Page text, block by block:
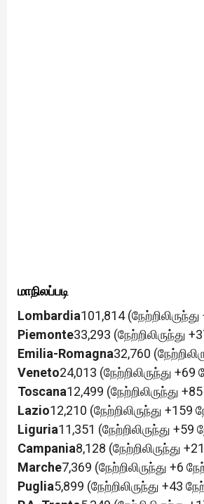
மாநிலப்படி
Lombardia101,814
Piemonte33,293 (நேற்றிலிருந்து
Emilia-Romagna32,760
Veneto24,013 (நேற்றிலிருந்து +69
Toscana12,499 (நேற்றிலிருந்து
Lazio12,210 (நேற்றிலிருந்து +159
Liguria11,351 (நேற்றிலிருந்து +59
Campania8,128 (நேற்றிலிருந்து
Marche7,369 (நேற்றிலிருந்து +6
Puglia5,899 (நேற்றிலிருந்து +43